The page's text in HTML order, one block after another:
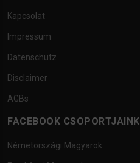
Kapcsolat
Impressum
Datenschutz
Disclaimer
AGBs
FACEBOOK CSOPORTJAINK
Németországi Magyarok